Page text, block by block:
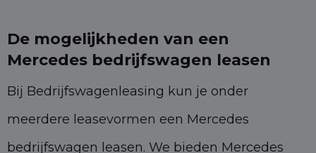
De mogelijkheden van een
Mercedes bedrijfswagen leasen
Bij Bedrijfswagenleasing kun je onder
meerdere leasevormen een Mercedes
bedrijfswagen leasen. We bieden Mercedes